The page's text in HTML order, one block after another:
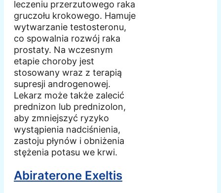
leczeniu przerzutowego raka
gruczołu krokowego. Hamuje
wytwarzanie testosteronu,
co spowalnia rozwój raka
prostaty. Na wczesnym
etapie choroby jest
stosowany wraz z terapią
supresji androgenowej.
Lekarz może także zalecić
prednizon lub prednizolon,
aby zmniejszyć ryzyko
wystąpienia nadciśnienia,
zastoju płynów i obniżenia
stężenia potasu we krwi.
Abiraterone Exeltis